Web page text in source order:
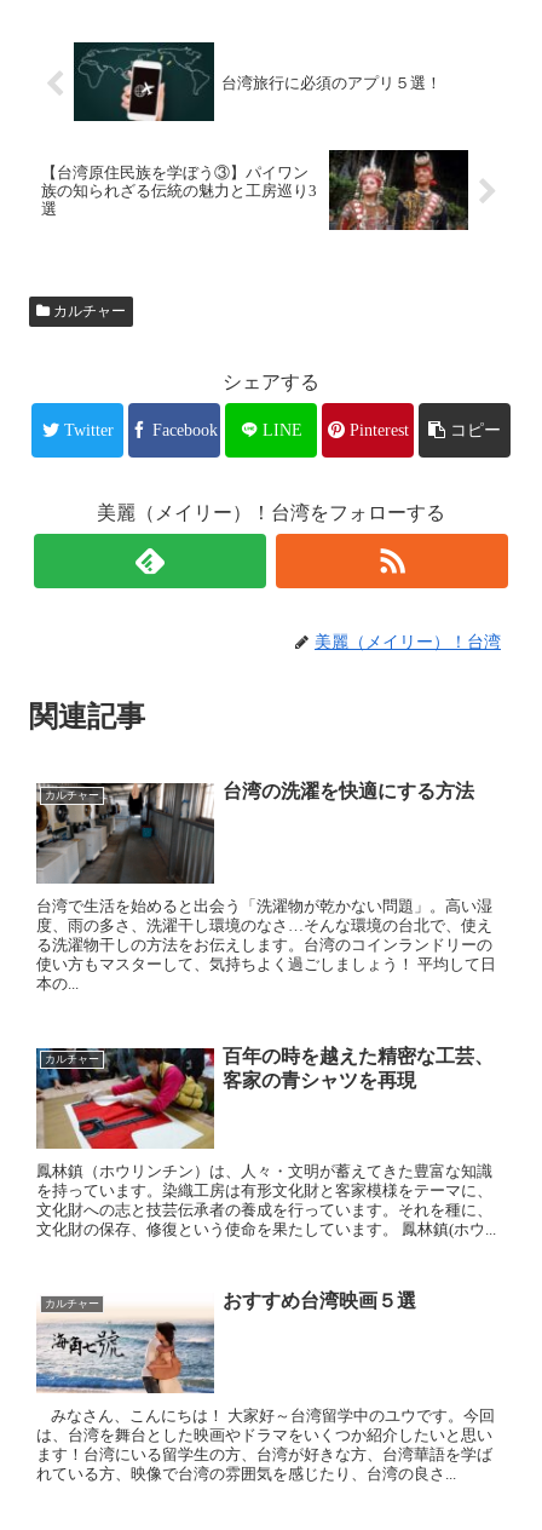
台湾旅行に必須のアプリ５選！
【台湾原住民族を学ぼう③】パイワン
族の知られざる伝統の魅力と工房巡り3
選
カルチャー
シェアする
Twitter Facebook LINE Pinterest コピー
美麗（メイリー）！台湾をフォローする
美麗（メイリー）！台湾
関連記事
カルチャー 台湾の洗濯を快適にする方法
台湾で生活を始めると出会う「洗濯物が乾かない問題」。高い湿
度、雨の多さ、洗濯干し環境のなさ…そんな環境の台北で、使え
る洗濯物干しの方法をお伝えします。台湾のコインランドリーの
使い方もマスターして、気持ちよく過ごしましょう！ 平均して日
本の...
カルチャー
百年の時を越えた精密な工芸、
客家の青シャツを再現
鳳林鎮（ホウリンチン）は、人々・文明が蓄えてきた豊富な知識
を持っています。染織工房は有形文化財と客家模様をテーマに、
文化財への志と技芸伝承者の養成を行っています。それを種に、
文化財の保存、修復という使命を果たしています。 鳳林鎮(ホウ...
カルチャー おすすめ台湾映画５選
みなさん、こんにちは！ 大家好～台湾留学中のユウです。今回
は、台湾を舞台とした映画やドラマをいくつか紹介したいと思い
ます！台湾にいる留学生の方、台湾が好きな方、台湾華語を学ば
れている方、映像で台湾の雰囲気を感じたり、台湾の良さ...